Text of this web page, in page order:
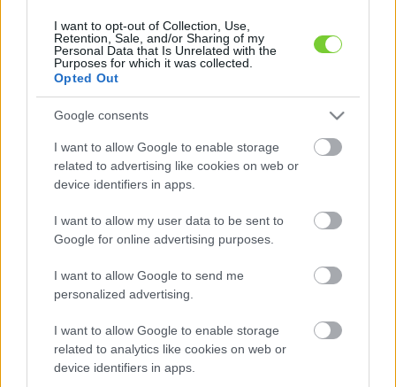
I want to opt-out of Collection, Use,
Retention, Sale, and/or Sharing of my
Personal Data that Is Unrelated with the
Purposes for which it was collected.
Opted Out
Google consents
I want to allow Google to enable storage
related to advertising like cookies on web or
device identifiers in apps.
I want to allow my user data to be sent to
Google for online advertising purposes.
I want to allow Google to send me
personalized advertising.
I want to allow Google to enable storage
related to analytics like cookies on web or
device identifiers in apps.
143
14
13
10
16
12
7
8
6
2
3
9
14
4
2
143
14
13
10
16
12
7
6
3
14
2